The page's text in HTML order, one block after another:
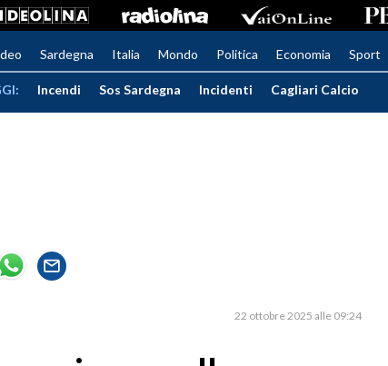
Sardegna Italia Mondo Politica Economia Sport
Incendi Sos Sardegna Incidenti Cagliari Calcio
22 ottobre 2025 alle 09:24